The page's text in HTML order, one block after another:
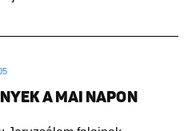
A MAI NAPON